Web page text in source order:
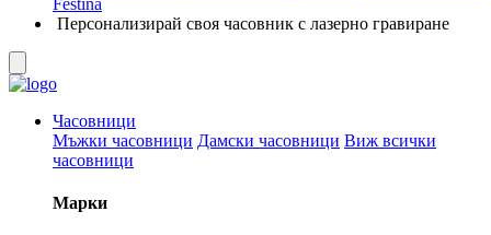
Festina
Персонализирай своя часовник с лазерно гравиране
Часовници
Мъжки часовници Дамски часовници Виж всички
часовници
Марки